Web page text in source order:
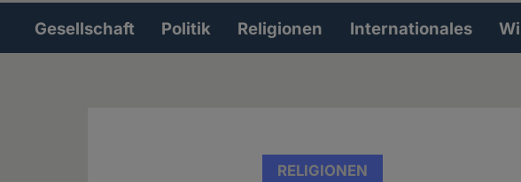
Volltextsuche
Hauptnavigation
Gesellschaft Politik Religionen Internationales
RELIGIONEN